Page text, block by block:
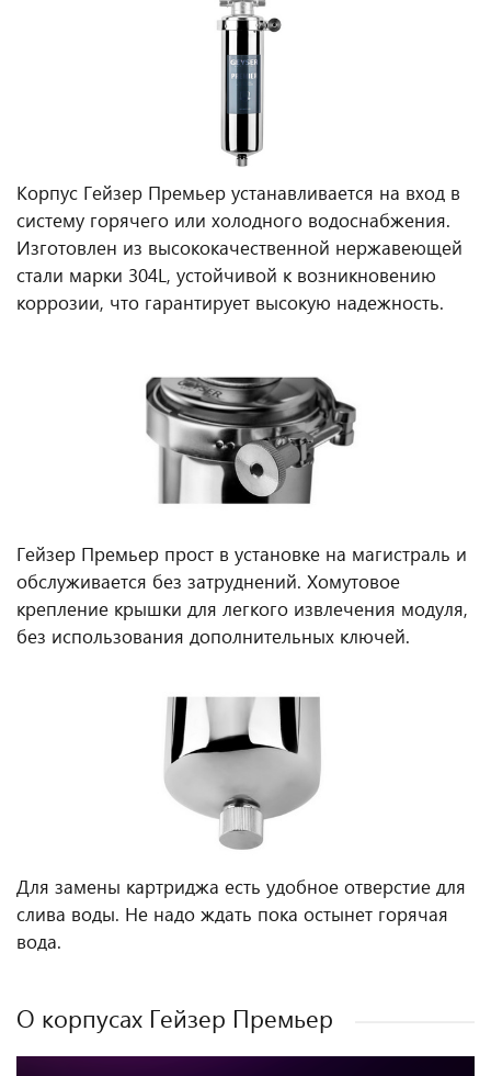
Корпус Гейзер Премьер устанавливается на вход в
систему горячего или холодного водоснабжения.
Изготовлен из высококачественной нержавеющей
стали марки 304L, устойчивой к возникновению
коррозии, что гарантирует высокую надежность.
Гейзер Премьер прост в установке на магистраль и
обслуживается без затруднений. Хомутовое
крепление крышки для легкого извлечения модуля,
без использования дополнительных ключей.
Для замены картриджа есть удобное отверстие для
слива воды. Не надо ждать пока остынет горячая
вода.
О корпусах Гейзер Премьер